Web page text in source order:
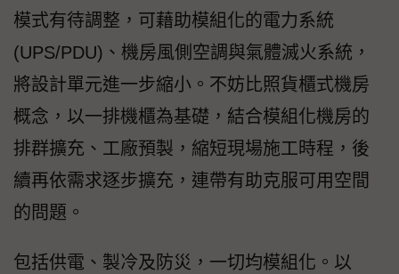
模式有待調整，可藉助模組化的電力系統
(UPS/PDU)、機房風側空調與氣體滅火系統，
將設計單元進一步縮小。不妨比照貨櫃式機房
概念，以一排機櫃為基礎，結合模組化機房的
排群擴充、工廠預製，縮短現場施工時程，後
續再依需求逐步擴充，連帶有助克服可用空間
的問題。
包括供電、製冷及防災，一切均模組化。以